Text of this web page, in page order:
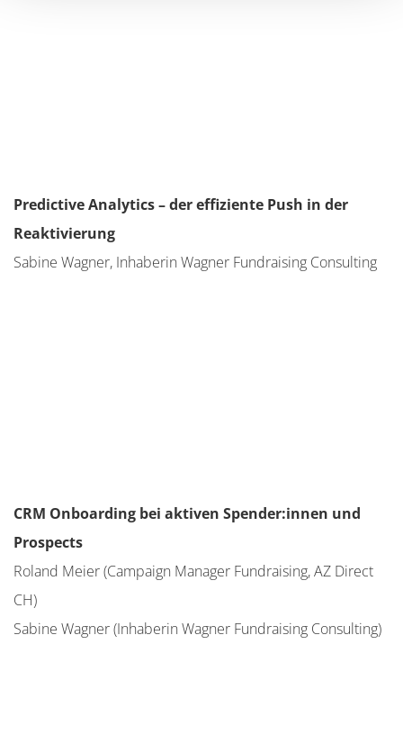
Predictive Analytics – der effiziente Push in der
Reaktivierung
Sabine Wagner, Inhaberin Wagner Fundraising Consulting
CRM Onboarding bei aktiven Spender:innen und
Prospects
Roland Meier (Campaign Manager Fundraising, AZ Direct
CH)
Sabine Wagner (Inhaberin Wagner Fundraising Consulting)